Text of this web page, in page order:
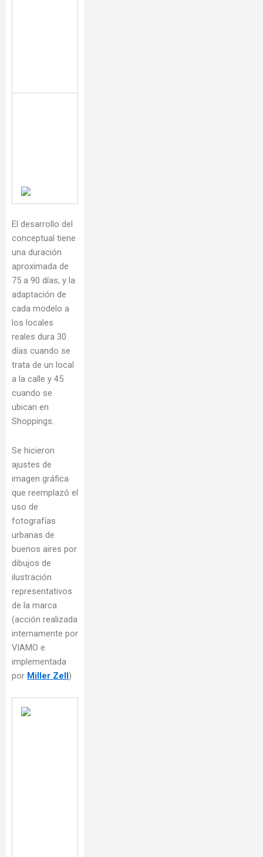
El desarrollo del
conceptual tiene
una duración
aproximada de
75 a 90 días, y la
adaptación de
cada modelo a
los locales
reales dura 30
días cuando se
trata de un local
a la calle y 45
cuando se
ubican en
Shoppings.
Se hicieron
ajustes de
imagen gráfica
que reemplazó el
uso de
fotografías
urbanas de
buenos aires por
dibujos de
ilustración
representativos
de la marca
(acción realizada
internamente por
VIAMO e
implementada
por Miller Zell)